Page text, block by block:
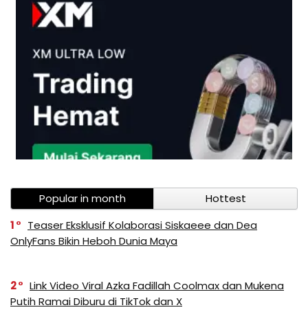
Popular in month
Hottest
1
Teaser Eksklusif Kolaborasi Siskaeee dan Dea
OnlyFans Bikin Heboh Dunia Maya
2
Link Video Viral Azka Fadillah Coolmax dan Mukena
Putih Ramai Diburu di TikTok dan X